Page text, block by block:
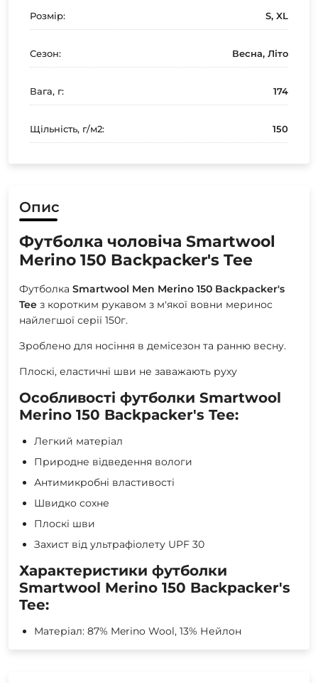
Розмір: S, XL
Сезон: Весна, Літо
Вага, г: 174
Щільність, г/м2: 150
Опис
Футболка чоловіча Smartwool
Merino 150 Backpacker's Tee
Футболка Smartwool Men Merino 150 Backpacker's
Tee з коротким рукавом з м'якої вовни меринос
найлегшої серії 150г.
Зроблено для носіння в демісезон та ранню весну.
Плоскі, еластичні шви не заважають руху
Особливості футболки Smartwool
Merino 150 Backpacker's Tee:
Легкий матеріал
Природне відведення вологи
Антимикробні властивості
Швидко сохне
Плоскі шви
Захист від ультрафіолету UPF 30
Характеристики футболки
Smartwool Merino 150 Backpacker's
Tee:
Матеріал: 87% Merino Wool, 13% Нейлон